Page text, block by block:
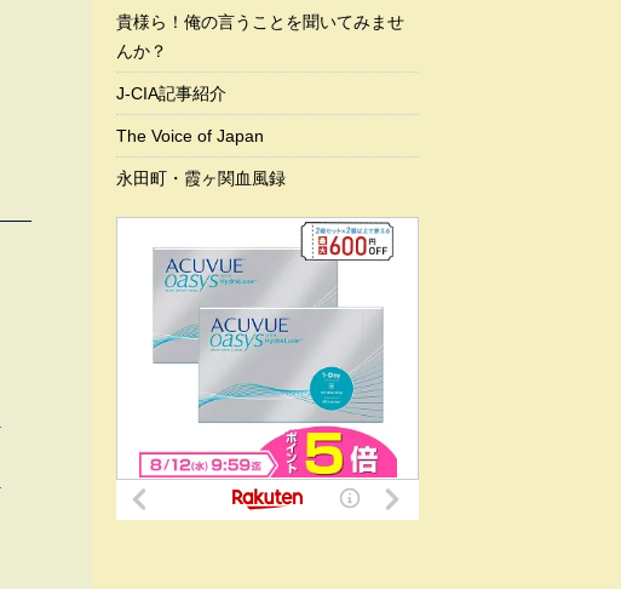
貴様ら！俺の言うことを聞いてみませ
んか？
J-CIA記事紹介
The Voice of Japan
永田町・霞ヶ関血風録